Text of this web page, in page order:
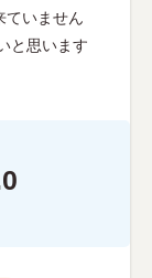
ていません
と思います